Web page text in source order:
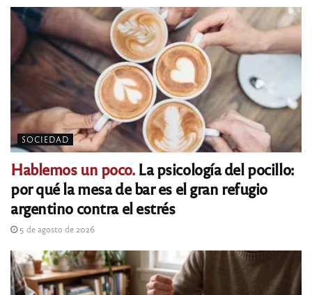
SOCIEDAD
Hablemos un poco.La psicología del pocillo:
por qué la mesa de bar es el gran refugio
argentino contra el estrés
5 de agosto de 2026